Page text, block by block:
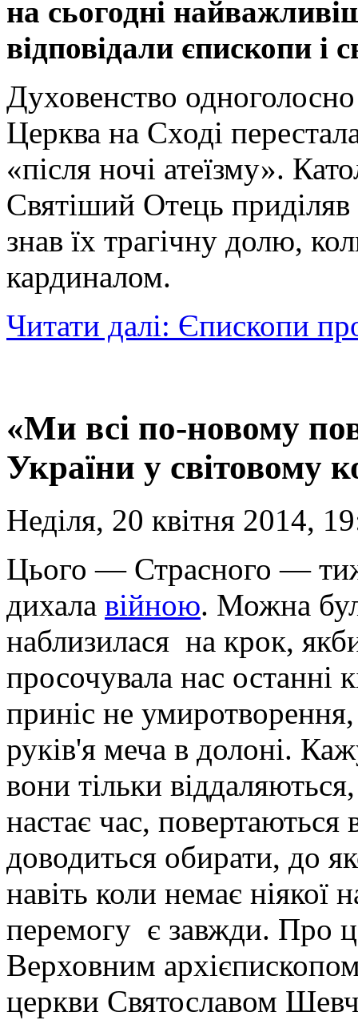
на сьогодні
відповідали єпископи
Духовенство
Церква на Сході
«після ночі атеїзму».
Святіший Отець
знав їх трагічну долю,
кардиналом.
Читати далі: Єпископи
«Ми всі по-новому
України у світовому
Неділя, 20 квітня 2014,
Цього — Страсного —
дихала війною. Можна
наблизилася на крок,
просочувала нас останні
приніс не умиротворення,
руків'я меча в долоні.
вони тільки
настає час,
доводиться обирати, до
навіть коли немає ніякої
перемогу є завжди. Про
Верховним
церкви Святославом